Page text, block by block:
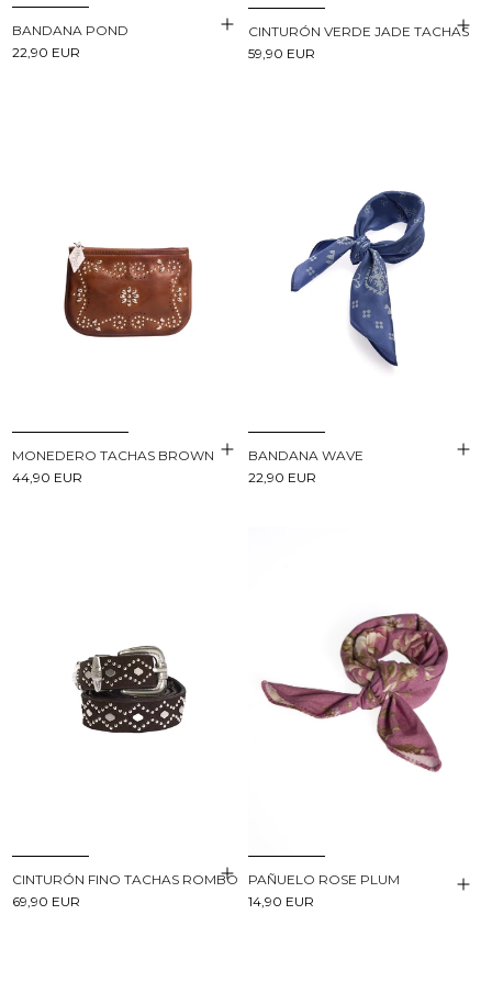
BANDANA POND
22,90 EUR
CINTURÓN VERDE JADE TACHAS
59,90 EUR
MONEDERO TACHAS BROWN
44,90 EUR
BANDANA WAVE
22,90 EUR
CINTURÓN FINO TACHAS ROMBO
69,90 EUR
PAÑUELO ROSE PLUM
14,90 EUR